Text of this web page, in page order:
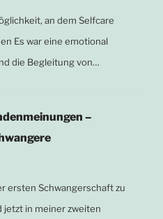
an dem Selfcare
Es war eine emotional
die Begleitung von…
–
ersten Schwangerschaft zu
jetzt in meiner zweiten